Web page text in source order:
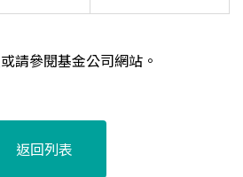
請參閱基金公司網站。
返回列表